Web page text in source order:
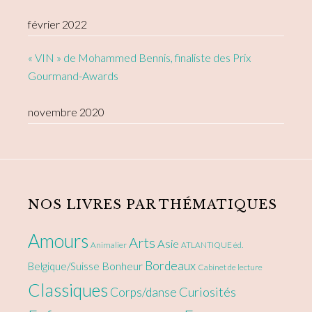
février 2022
« VIN » de Mohammed Bennis, finaliste des Prix
Gourmand-Awards
novembre 2020
NOS LIVRES PAR THÉMATIQUES
Amours Animalier Arts Asie ATLANTIQUE éd.
Belgique/Suisse Bonheur Bordeaux Cabinet de lecture
Classiques Corps/danse Curiosités